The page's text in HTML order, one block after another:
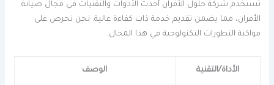
تستخدم شركة حلول الأفران أحدث الأدوات والتقنيات في مجال صيانة
الأفران، مما يضمن تقديم خدمة ذات كفاءة عالية. نحن نحرص على
مواكبة التطورات التكنولوجية في هذا المجال.
الأداة/التقنية الوصف